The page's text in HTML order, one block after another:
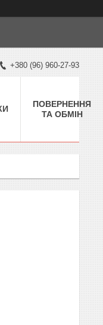
+380 (96) 960-27-93
ПОВЕРНЕННЯ
ТА ОБМІН